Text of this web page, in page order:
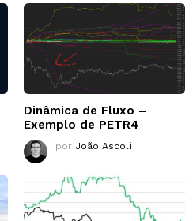
Dinâmica de Fluxo –
Exemplo de PETR4
por João Ascoli